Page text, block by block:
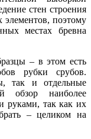
стен строения
элементов, поэтому
местах бревна
– в этом есть
рубки срубов.
так и отдельные
обзор наиболее
руками, так как их
– целиком на